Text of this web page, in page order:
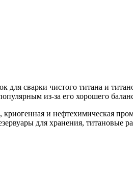
для сварки чистого титана и
из-за его хорошего
и нефтехимическая
для хранения, титановые